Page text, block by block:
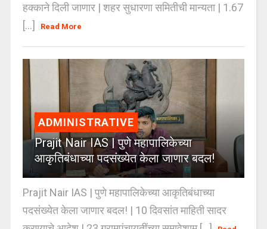
हक्काने दिली जाणार | शहर सुधारणा समितीची मान्यता | 1.67
[...]
Read More
ADMINISTRATIVE
Prajit Nair IAS | पुणे महापालिकेच्या
आकृतिबंधाच्या पदसंख्येत केला जाणार बदल!
Prajit Nair IAS | पुणे महापालिकेच्या आकृतिबंधाच्या
पदसंख्येत केला जाणार बदल! | 10 दिवसांत माहिती सादर